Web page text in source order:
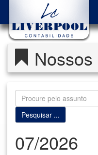
07/2026